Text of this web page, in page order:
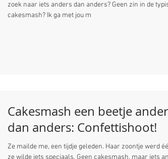
zoek naar iets anders dan anders? Geen zin in de
cakesmash? Ik ga met jou m
Cakesmash een beetje
dan anders: Confettishoot!
Ze mailde me, een tijdje geleden. Haar zoontje werd